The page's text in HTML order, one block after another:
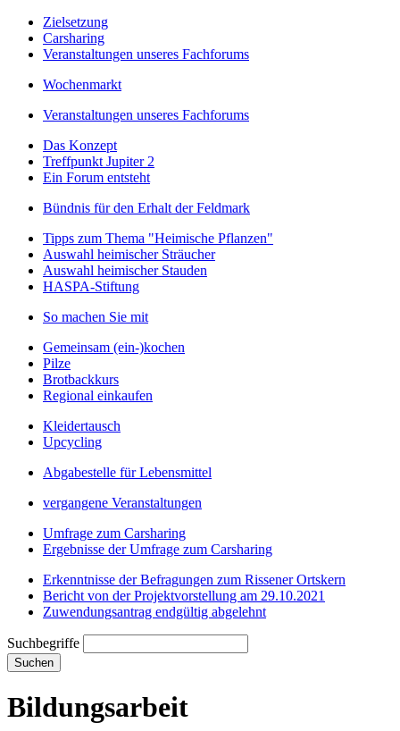
Zielsetzung
Carsharing
Veranstaltungen unseres Fachforums
Wochenmarkt
Veranstaltungen unseres Fachforums
Das Konzept
Treffpunkt Jupiter 2
Ein Forum entsteht
Bündnis für den Erhalt der Feldmark
Tipps zum Thema "Heimische Pflanzen"
Auswahl heimischer Sträucher
Auswahl heimischer Stauden
HASPA-Stiftung
So machen Sie mit
Gemeinsam (ein-)kochen
Pilze
Brotbackkurs
Regional einkaufen
Kleidertausch
Upcycling
Abgabestelle für Lebensmittel
vergangene Veranstaltungen
Umfrage zum Carsharing
Ergebnisse der Umfrage zum Carsharing
Erkenntnisse der Befragungen zum Rissener Ortskern
Bericht von der Projektvorstellung am 29.10.2021
Zuwendungsantrag endgültig abgelehnt
Suchbegriffe
Suchen
Bildungsarbeit